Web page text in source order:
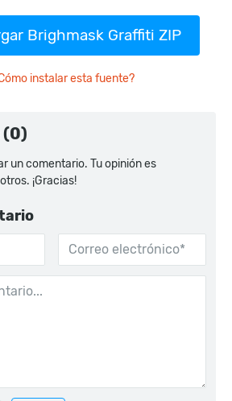
Brighmask Graffiti ZIP
instalar esta fuente?
(0)
un comentario. Tu opinión es
¡Gracias!